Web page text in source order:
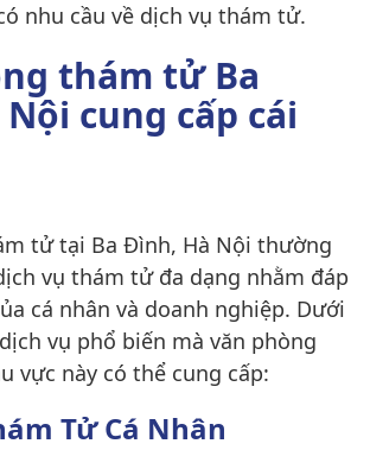
nhu cầu về dịch vụ thám tử.
thám tử Ba
cung cấp cái
tử tại Ba Đình, Hà Nội thường
vụ thám tử đa dạng nhằm đáp
cá nhân và doanh nghiệp. Dưới
vụ phổ biến mà văn phòng
vực này có thể cung cấp:
Tử Cá Nhân